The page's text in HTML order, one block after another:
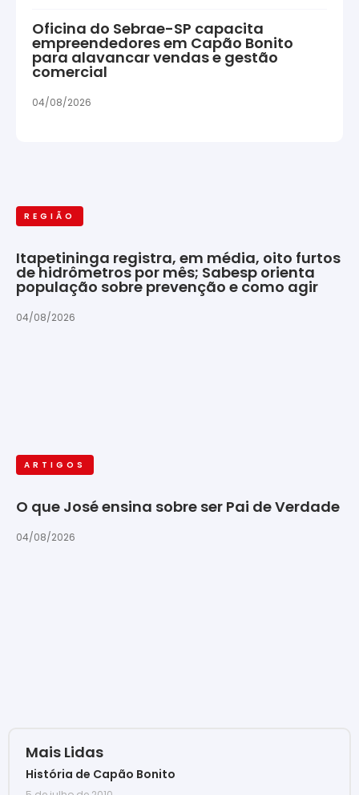
Oficina do Sebrae-SP capacita
empreendedores em Capão Bonito
para alavancar vendas e gestão
comercial
04/08/2026
REGIÃO
Itapetininga registra, em média, oito furtos
de hidrômetros por mês; Sabesp orienta
população sobre prevenção e como agir
04/08/2026
ARTIGOS
O que José ensina sobre ser Pai de Verdade
04/08/2026
Mais Lidas
História de Capão Bonito